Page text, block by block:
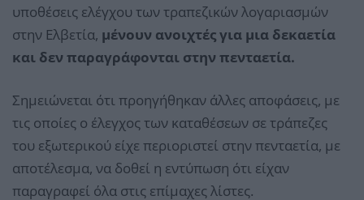
υποθέσεις ελέγχου των τραπεζικών λογαριασμών
στην Ελβετία, μένουν ανοιχτές για μια δεκαετία
και δεν παραγράφονται στην πενταετία.
Σημειώνεται ότι προηγήθηκαν άλλες αποφάσεις, με
τις οποίες ο έλεγχος των καταθέσεων σε τράπεζες
του εξωτερικού είχε περιοριστεί στην πενταετία, με
αποτέλεσμα, να δοθεί η εντύπωση ότι είχαν
παραγραφεί όλα στις επίμαχες λίστες.